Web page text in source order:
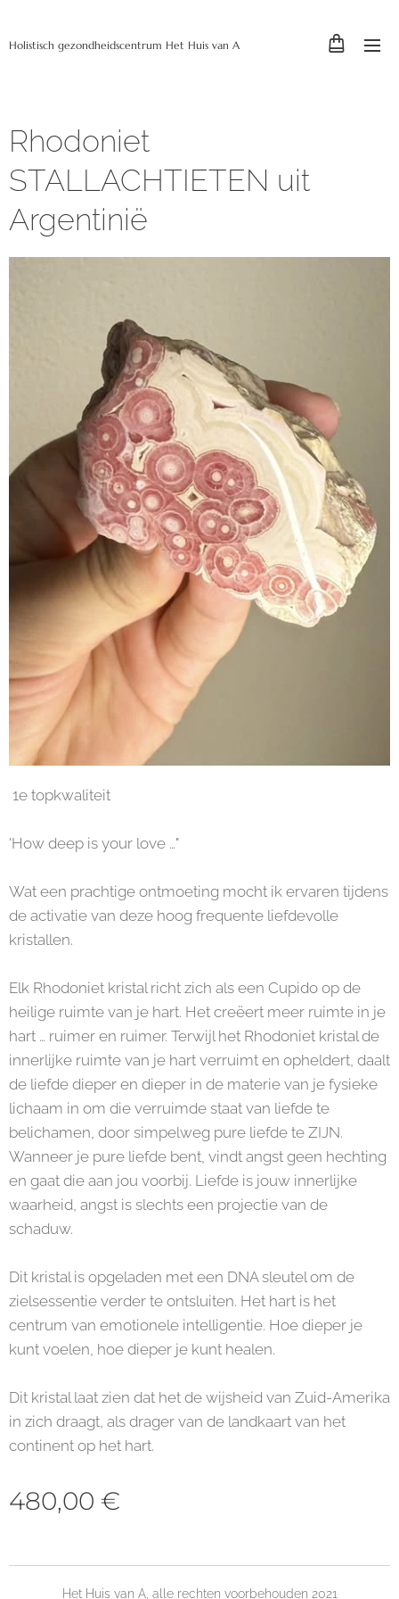
Holistisch gezondheidscentrum Het Huis van A
Rhodoniet
STALLACHTIETEN uit
Argentinië
1e topkwaliteit
'How deep is your love …"
Wat een prachtige ontmoeting mocht ik ervaren tijdens
de activatie van deze hoog frequente liefdevolle
kristallen.
Elk Rhodoniet kristal richt zich als een Cupido op de
heilige ruimte van je hart. Het creëert meer ruimte in je
hart … ruimer en ruimer. Terwijl het Rhodoniet kristal de
innerlijke ruimte van je hart verruimt en opheldert, daalt
de liefde dieper en dieper in de materie van je fysieke
lichaam in om die verruimde staat van liefde te
belichamen, door simpelweg pure liefde te ZIJN.
Wanneer je pure liefde bent, vindt angst geen hechting
en gaat die aan jou voorbij. Liefde is jouw innerlijke
waarheid, angst is slechts een projectie van de
schaduw.
Dit kristal is opgeladen met een DNA sleutel om de
zielsessentie verder te ontsluiten. Het hart is het
centrum van emotionele intelligentie. Hoe dieper je
kunt voelen, hoe dieper je kunt healen.
Dit kristal laat zien dat het de wijsheid van Zuid-Amerika
in zich draagt, als drager van de landkaart van het
continent op het hart.
480,00 €
Het Huis van A, alle rechten voorbehouden 2021